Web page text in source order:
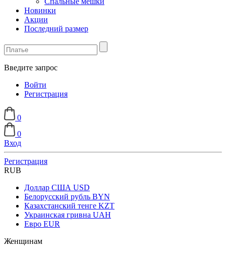
Новинки
Акции
Последний размер
Введите запрос
Войти
Регистрация
0
0
Вход
Регистрация
RUB
Доллар США USD
Белорусский рубль BYN
Казахстанский тенге KZT
Украинская гривна UAH
Евро EUR
Женщинам